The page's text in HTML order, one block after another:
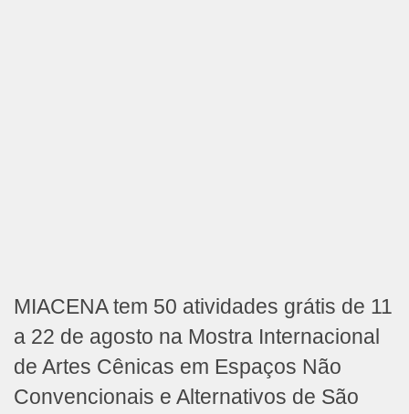
MIACENA tem 50 atividades grátis de 11
a 22 de agosto na Mostra Internacional
de Artes Cênicas em Espaços Não
Convencionais e Alternativos de São